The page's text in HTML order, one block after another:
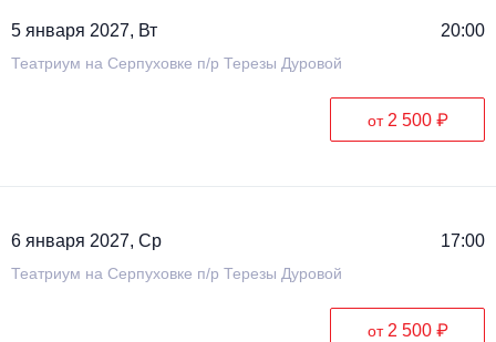
5 января 2027, Вт 20:00
Театриум на Серпуховке п/р Терезы Дуровой
от 2 500 ₽
6 января 2027, Ср 17:00
Театриум на Серпуховке п/р Терезы Дуровой
от 2 500 ₽